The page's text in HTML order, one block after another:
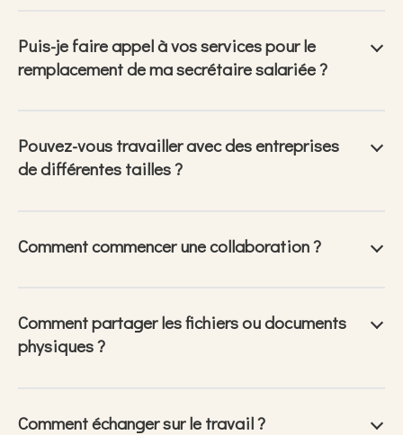
Puis-je faire appel à vos services pour le
remplacement de ma secrétaire salariée ?
Pouvez-vous travailler avec des entreprises
de différentes tailles ?
Comment commencer une collaboration ?
Comment partager les fichiers ou documents
physiques ?
Comment échanger sur le travail ?